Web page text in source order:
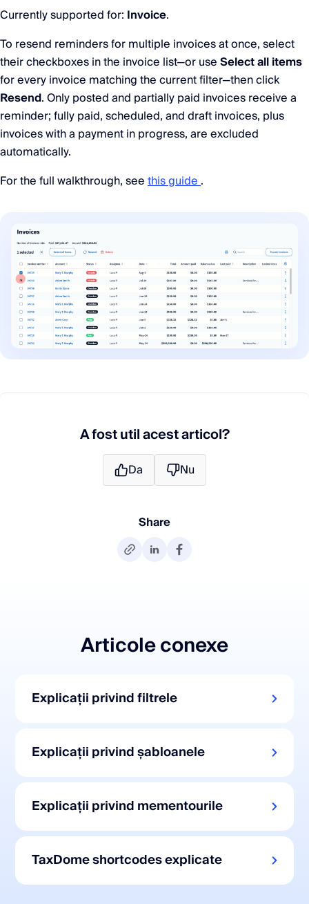
Currently supported for: Invoice.
To resend reminders for multiple invoices at once, select
their checkboxes in the invoice list—or useSelect all items
for every invoice matching the current filter—then click
Resend. Only posted and partially paid invoices receive a
reminder; fully paid, scheduled, and draft invoices, plus
invoices with a payment in progress, are excluded
automatically.
For the full walkthrough, seethis guide.
A fost util acest articol?
Da Nu
Share
Articole conexe
Explicații privind filtrele
Explicații privind șabloanele
Explicații privind mementourile
TaxDome shortcodes explicate